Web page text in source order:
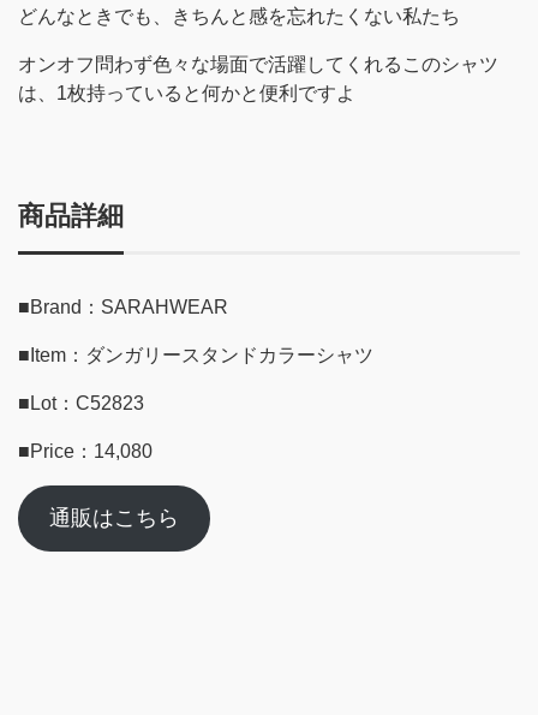
どんなときでも、きちんと感を忘れたくない私たち
オンオフ問わず色々な場面で活躍してくれるこのシャツ
は、1枚持っていると何かと便利ですよ
商品詳細
■Brand：SARAHWEAR
■Item：ダンガリースタンドカラーシャツ
■Lot：C52823
■Price：14,080
通販はこちら